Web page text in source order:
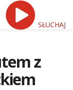
SŁUCHAJ
z